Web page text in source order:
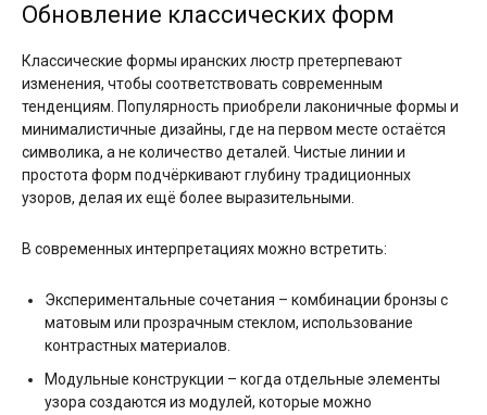
Обновление классических форм
Классические формы иранских люстр претерпевают
изменения, чтобы соответствовать современным
тенденциям. Популярность приобрели лаконичные формы и
минималистичные дизайны, где на первом месте остаётся
символика, а не количество деталей. Чистые линии и
простота форм подчёркивают глубину традиционных
узоров, делая их ещё более выразительными.
В современных интерпретациях можно встретить:
Экспериментальные сочетания – комбинации бронзы с
матовым или прозрачным стеклом, использование
контрастных материалов.
Модульные конструкции – когда отдельные элементы
узора создаются из модулей, которые можно